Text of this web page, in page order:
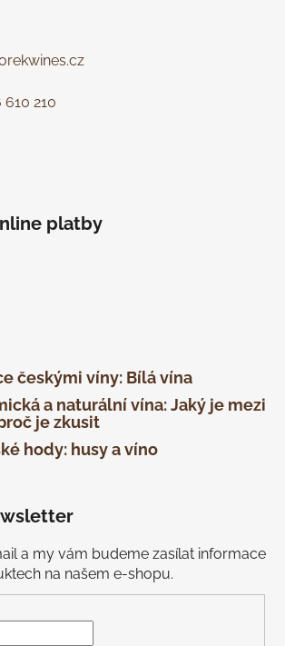
610 210
platby
českými víny: Bílá vína
a naturální vína: Jaký je mezi
je zkusit
hody: husy a víno
a my vám budeme zasílat informace
na našem e-shopu.